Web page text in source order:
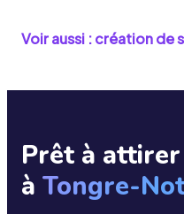
Voir aussi : création de
Prêt à
à Tongre-